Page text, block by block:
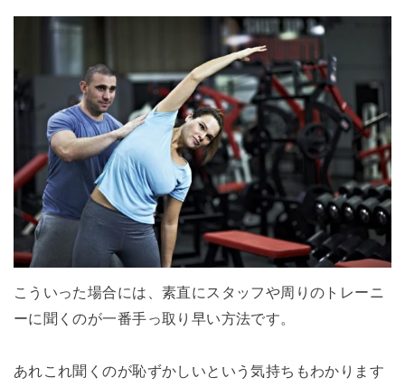
こういった場合には、素直にスタッフや周りのトレーニ
ーに聞くのが一番手っ取り早い方法です。
あれこれ聞くのが恥ずかしいという気持ちもわかります